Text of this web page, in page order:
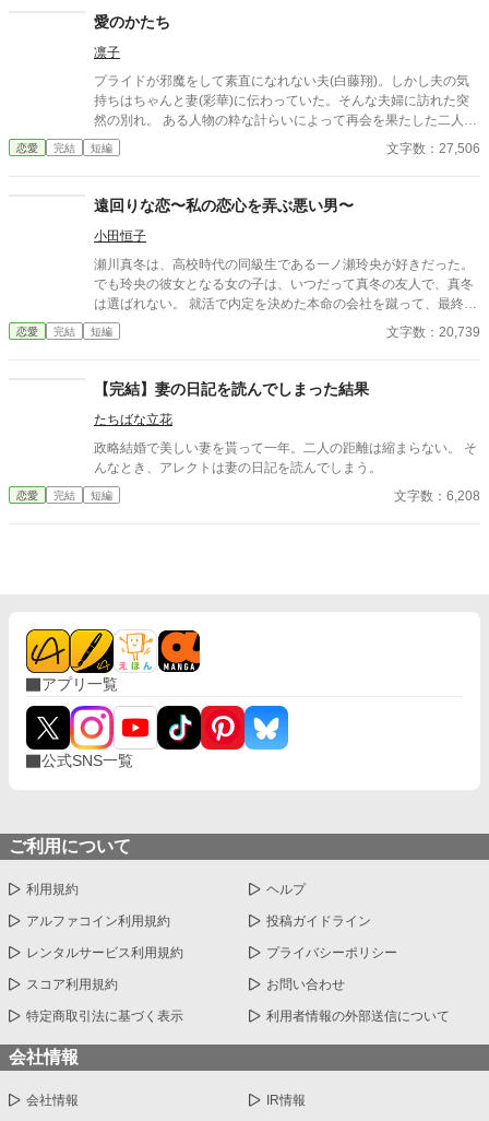
愛のかたち
凛子
プライドが邪魔をして素直になれない夫(白藤翔)。しかし夫の気
持ちはちゃんと妻(彩華)に伝わっていた。そんな夫婦に訪れた突
然の別れ。 ある人物の粋な計らいによって再会を果たした二人
恋愛 完結 短編 文字数：27,506
遠回りな恋〜私の恋心を弄ぶ悪い男〜
小田恒子
瀬川真冬は、高校時代の同級生である一ノ瀬玲央が好きだった。
でも玲央の彼女となる女の子は、いつだって真冬の友人で、真冬
は選ばれない。 就活で内定を決めた本命の会社を蹴って、最終的
には玲央の父が経営する会社へ就職をする。 そこには玲央がい
る。 それなのに、私は玲央に選ばれない…… そんなある日、玲央
２５歳 一ノ瀬玲央 ２５歳 ベリーズカフェからの作品転載分を若
干修正しております。 表紙は簡単表紙メーカーにて作成。 アルフ
恋愛 完結 短編 文字数：20,739
【完結】妻の日記を読んでしまった結果
たちばな立花
政略結婚で美しい妻を貰って一年。二人の距離は縮まらない。 そ
んなとき、アレクトは妻の日記を読んでしまう。
恋愛 完結 短編 文字数：6,208
アプリ一覧
公式SNS一覧
ご利用について
利用規約 ヘルプ
アルファコイン利用規約 投稿ガイドライン
レンタルサービス利用規約 プライバシーポリシー
スコア利用規約 お問い合わせ
特定商取引法に基づく表示 利用者情報の外部送信について
会社情報
会社情報 IR情報